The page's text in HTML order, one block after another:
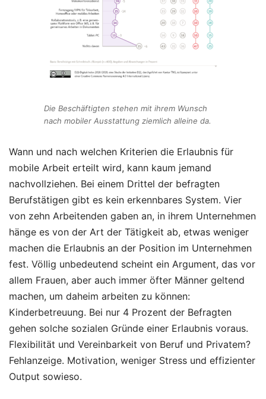
Die Beschäftigten stehen mit ihrem Wunsch
nach mobiler Ausstattung ziemlich alleine da.
Wann und nach welchen Kriterien die Erlaubnis für
mobile Arbeit erteilt wird, kann kaum jemand
nachvollziehen. Bei einem Drittel der befragten
Berufstätigen gibt es kein erkennbares System. Vier
von zehn Arbeitenden gaben an, in ihrem Unternehmen
hänge es von der Art der Tätigkeit ab, etwas weniger
machen die Erlaubnis an der Position im Unternehmen
fest. Völlig unbedeutend scheint ein Argument, das vor
allem Frauen, aber auch immer öfter Männer geltend
machen, um daheim arbeiten zu können:
Kinderbetreuung. Bei nur 4 Prozent der Befragten
gehen solche sozialen Gründe einer Erlaubnis voraus.
Flexibilität und Vereinbarkeit von Beruf und Privatem?
Fehlanzeige. Motivation, weniger Stress und effizienter
Output sowieso.